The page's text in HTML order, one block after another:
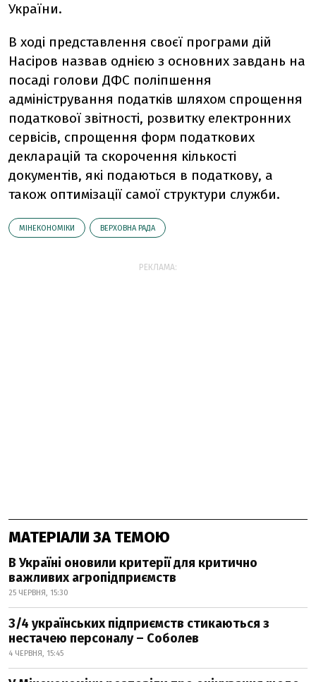
України.
В ході представлення своєї програми дій
Насіров назвав однією з основних завдань на
посаді голови ДФС поліпшення
адміністрування податків шляхом спрощення
податкової звітності, розвитку електронних
сервісів, спрощення форм податкових
декларацій та скорочення кількості
документів, які подаються в податкову, а
також оптимізації самої структури служби.
МІНЕКОНОМІКИ ВЕРХОВНА РАДА
РЕКЛАМА:
МАТЕРІАЛИ ЗА ТЕМОЮ
В Україні оновили критерії для критично
важливих агропідприємств
25 ЧЕРВНЯ, 15:30
3/4 українських підприємств стикаються з
нестачею персоналу – Соболев
4 ЧЕРВНЯ, 15:45